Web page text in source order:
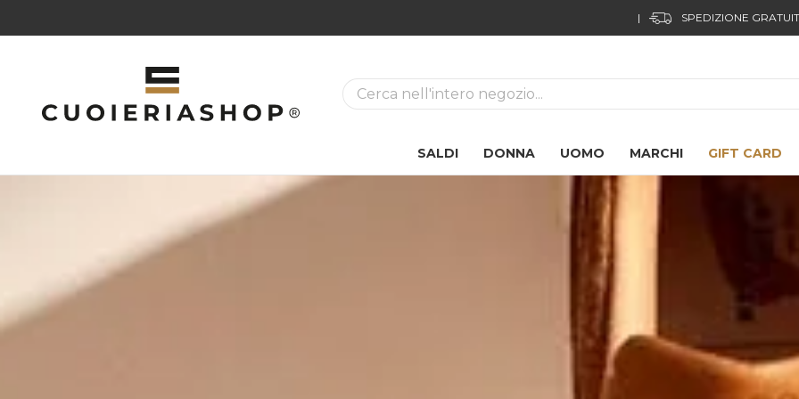
SPEDIZIONE GRATUITA DA 99,00€ | RESO FACILE
La ricerca
SALDI DONNA UOMO MARCHI GIFT CARD